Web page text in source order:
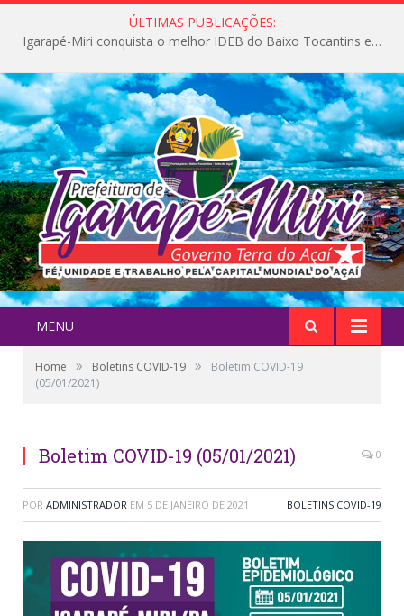
ÚLTIMAS PUBLICAÇÕES:
Igarapé-Miri conquista o melhor IDEB do Baixo Tocantins e avança na qualidade da educação pública
MENU
Home » Boletins COVID-19 »
Boletim COVID-19
(05/01/2021)
Boletim COVID-19 (05/01/2021) 0
POR ADMINISTRADOR EM 5 DE JANEIRO DE 2021 BOLETINS COVID-19